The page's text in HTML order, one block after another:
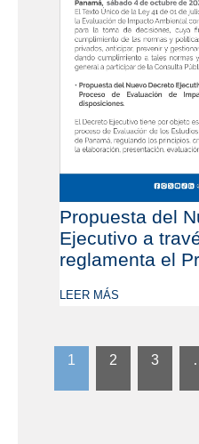
Propuesta del
Ejecutivo a
reglamenta el
LEER MÁS
1 2 3